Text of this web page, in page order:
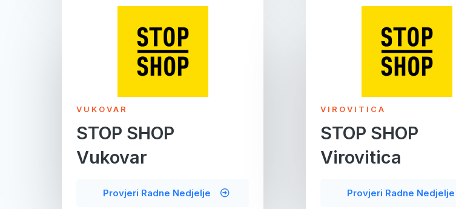
VUKOVAR
STOP SHOP
Vukovar
Provjeri Radne Nedjelje
VIROVITICA
STOP SHOP
Virovitica
Provjeri Radne Nedjelje